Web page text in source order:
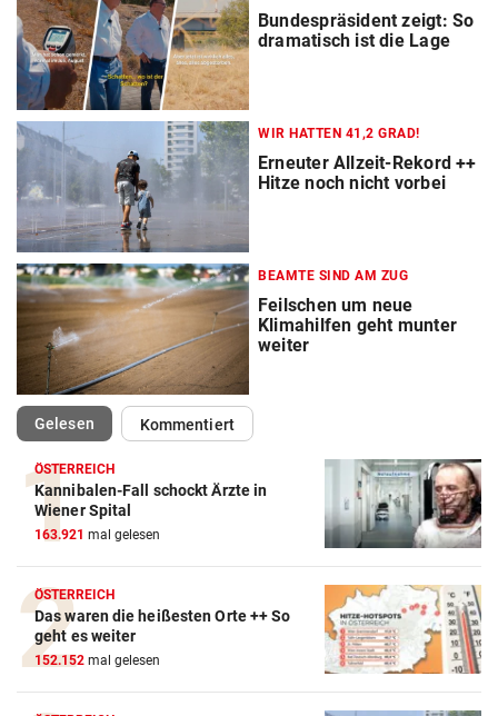
Bundespräsident zeigt: So
dramatisch ist die Lage
WIR HATTEN 41,2 GRAD!
Erneuter Allzeit-Rekord ++
Hitze noch nicht vorbei
BEAMTE SIND AM ZUG
Feilschen um neue
Klimahilfen geht munter
weiter
Gelesen(ausgewählt)Kommentiert
ÖSTERREICH
Kannibalen-Fall schockt Ärzte in
Wiener Spital
163.921 mal gelesen
ÖSTERREICH
Das waren die heißesten Orte ++ So
geht es weiter
152.152 mal gelesen